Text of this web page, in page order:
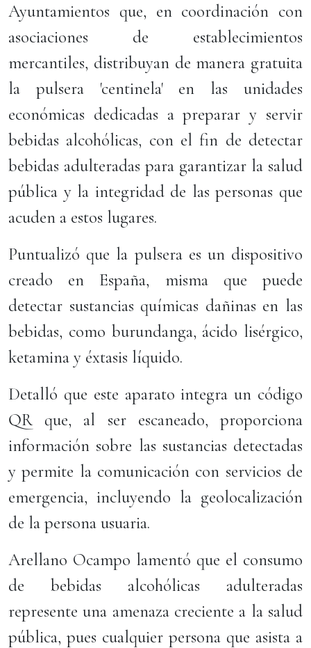
Ayuntamientos que, en coordinación con
asociaciones de establecimientos
mercantiles, distribuyan de manera gratuita
la pulsera 'centinela' en las unidades
económicas dedicadas a preparar y servir
bebidas alcohólicas, con el fin de detectar
bebidas adulteradas para garantizar la salud
pública y la integridad de las personas que
acuden a estos lugares.
Puntualizó que la pulsera es un dispositivo
creado en España, misma que puede
detectar sustancias químicas dañinas en las
bebidas, como burundanga, ácido lisérgico,
ketamina y éxtasis líquido.
Detalló que este aparato integra un código
QR que, al ser escaneado, proporciona
información sobre las sustancias detectadas
y permite la comunicación con servicios de
emergencia, incluyendo la geolocalización
de la persona usuaria.
Arellano Ocampo lamentó que el consumo
de bebidas alcohólicas adulteradas
represente una amenaza creciente a la salud
pública, pues cualquier persona que asista a